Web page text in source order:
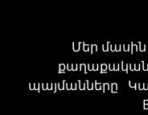
Մեր մասին
պայմանները